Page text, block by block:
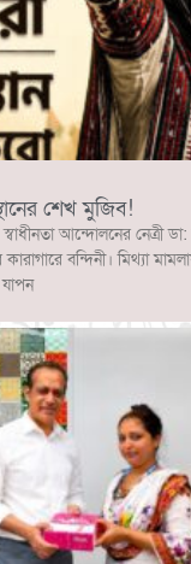
শেখ মুজিব!
আন্দোলনের নেত্রী
বন্দিনী। মিথ্যা